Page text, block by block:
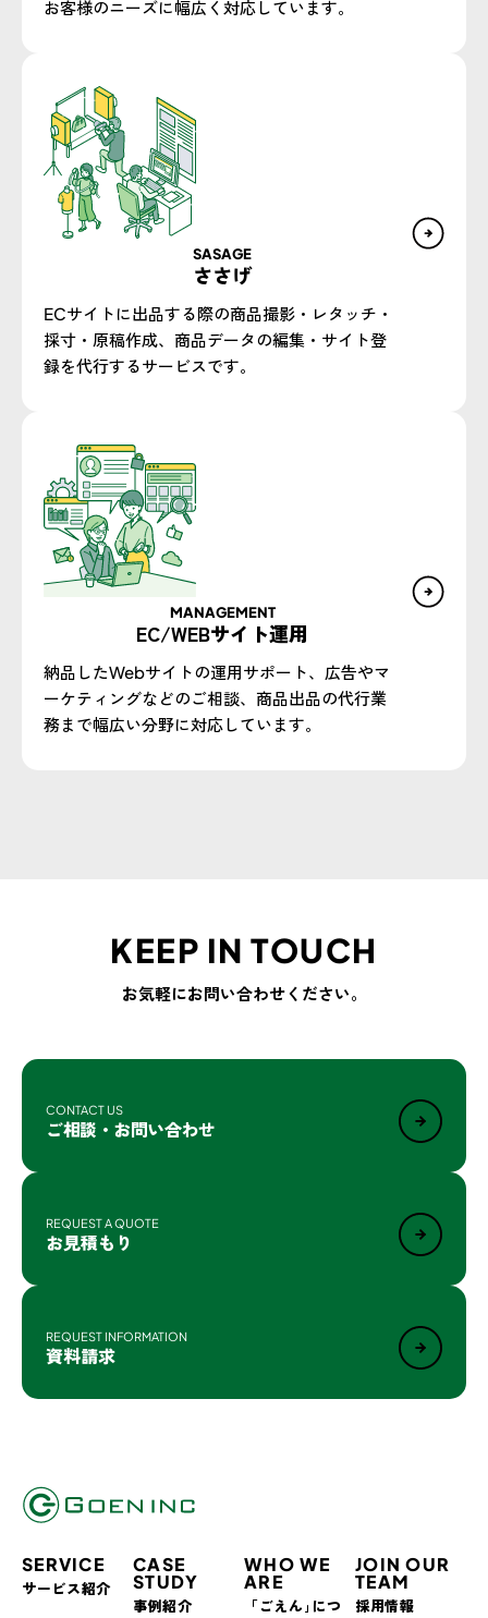
お客様のニーズに幅広く対応しています。​
SASAGE
ささげ
ECサイトに出品する際の商品撮影・レタッチ・
採寸・原稿作成、商品データの編集・サイト登
録を代行するサービスです。
MANAGEMENT
EC/WEBサイト運用
納品したWebサイトの運用サポート、広告やマ
ーケティングなどのご相談、商品出品の代行業
務まで幅広い分野に対応しています。
KEEP IN TOUCH
お気軽にお問い合わせください。
CONTACT US
ご相談・お問い合わせ
REQUEST A QUOTE
お見積もり
REQUEST INFORMATION
資料請求
SERVICE
サービス紹介
CASE
STUDY
事例紹介
WHO WE
ARE
「ごえん｣につ
JOIN OUR
TEAM
採用情報